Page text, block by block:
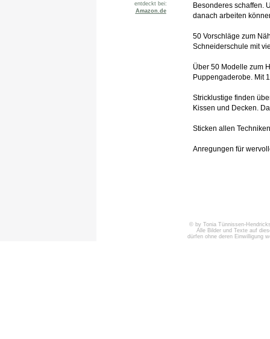
entdeckt bei:
Amazon.de
Besonderes schaffen.
danach arbeiten
50 Vorschläge zum
Schneiderschule mit
Über 50 Modelle zum
Puppengaderobe. Mit
Stricklustige finden
Kissen und Decken.
Sticken allen
Anregungen für
© by Tonia Tünnissen-
Alle Bilder und Texte auf
dürfen ohne deren Einwilligung